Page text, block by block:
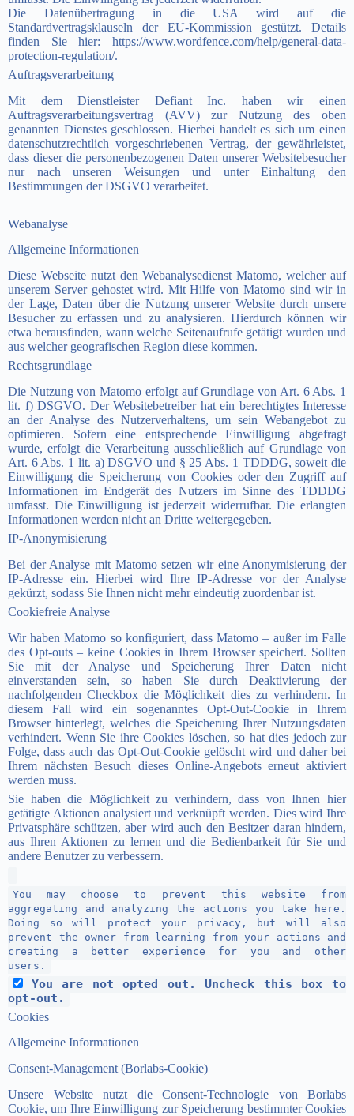
Die Datenübertragung in die USA wird auf die
Standardvertragsklauseln der EU-Kommission gestützt. Details
finden Sie hier: https://www.wordfence.com/help/general-data-
protection-regulation/.
Auftragsverarbeitung
Mit dem Dienstleister Defiant Inc. haben wir einen
Auftragsverarbeitungsvertrag (AVV) zur Nutzung des oben
genannten Dienstes geschlossen. Hierbei handelt es sich um einen
datenschutzrechtlich vorgeschriebenen Vertrag, der gewährleistet,
dass dieser die personenbezogenen Daten unserer Websitebesucher
nur nach unseren Weisungen und unter Einhaltung den
Bestimmungen der DSGVO verarbeitet.
Webanalyse
Allgemeine Informationen
Diese Webseite nutzt den Webanalysedienst Matomo, welcher auf
unserem Server gehostet wird. Mit Hilfe von Matomo sind wir in
der Lage, Daten über die Nutzung unserer Website durch unsere
Besucherzu erfassen und zu analysieren. Hierdurch können wir
etwa herausfinden, wann welche Seitenaufrufe getätigt wurden und
aus welcher geografischen Region diese kommen.
Rechtsgrundlage
Die Nutzung von Matomo erfolgt auf Grundlage von Art. 6 Abs. 1
lit. f) DSGVO. Der Websitebetreiber hat ein berechtigtes Interesse
an der Analyse des Nutzerverhaltens, um sein Webangebot zu
optimieren. Sofern eine entsprechende Einwilligung abgefragt
wurde, erfolgt die Verarbeitung ausschließlich auf Grundlage von
Art. 6 Abs. 1 lit. a) DSGVO und § 25 Abs. 1 TDDDG, soweit die
Einwilligung die Speicherung von Cookies oder den Zugriff auf
Informationen im Endgerät des Nutzers im Sinne des TDDDG
umfasst. Die Einwilligung ist jederzeit widerrufbar. Die erlangten
Informationen werden nicht an Dritte weitergegeben.
IP-Anonymisierung
Bei der Analyse mit Matomo setzen wir eine Anonymisierung der
IP-Adresse ein. Hierbei wird Ihre IP-Adresse vor der Analyse
gekürzt, sodass Sie Ihnen nicht mehr eindeutig zuordenbar ist.
Cookiefreie Analyse
Wir haben Matomo so konfiguriert, dass Matomo – außer im Falle
des Opt-outs – keine Cookies in Ihrem Browser speichert. Sollten
Sie mit der Analyse und Speicherung Ihrer Daten nicht
einverstanden sein, so haben Sie durch Deaktivierung der
nachfolgenden Checkbox die Möglichkeit dies zu verhindern. In
diesem Fall wird ein sogenanntes Opt-Out-Cookie in Ihrem
Browser hinterlegt, welches die Speicherung Ihrer Nutzungsdaten
verhindert. Wenn Sie ihre Cookies löschen, so hat dies jedoch zur
Folge, dass auch das Opt-Out-Cookie gelöscht wird und daher bei
Ihrem nächsten Besuch dieses Online-Angebots erneut aktiviert
werden muss.
Sie haben die Möglichkeit zu verhindern, dass von Ihnen hier
getätigte Aktionen analysiert und verknüpft werden. Dies wird Ihre
Privatsphäre schützen, aber wird auch den Besitzer daran hindern,
aus Ihren Aktionen zu lernen und die Bedienbarkeit für Sie und
andere Benutzer zu verbessern.
You may choose to prevent this website from
aggregating and analyzing the actions you take here.
Doing so will protect your privacy, but will also
prevent the owner from learning from your actions and
creating a better experience for you and other
users.
You are not opted out. Uncheck this box to
opt-out.
Cookies
Allgemeine Informationen
Consent-Management (Borlabs-Cookie)
Unsere Website nutzt die Consent-Technologie von Borlabs
Cookie, um Ihre Einwilligung zur Speicherung bestimmter Cookies